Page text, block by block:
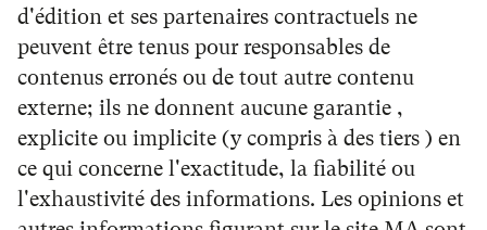
d'édition et ses partenaires contractuels ne
peuvent être tenus pour responsables de
contenus erronés ou de tout autre contenu
externe; ils ne donnent aucune garantie ,
explicite ou implicite (y compris à des tiers ) en
ce qui concerne l'exactitude, la fiabilité ou
l'exhaustivité des informations. Les opinions et